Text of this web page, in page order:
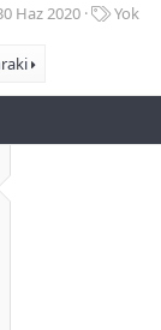
Haz 2020
E
e
l
Yok